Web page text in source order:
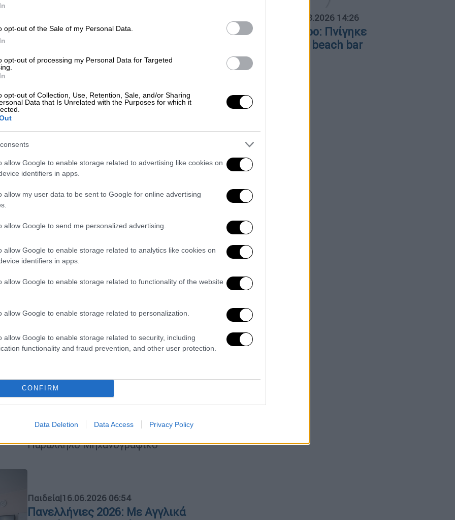
opt-out of the Sale of my Personal Data.
opt-out of processing my Personal Data for Targeted
opt-out of Collection, Use, Retention, Sale, and/or Sharing
Data that Is Unrelated with the Purposes for which it
allow Google to enable storage related to advertising like cookies on
identifiers in apps.
allow my user data to be sent to Google for online advertising
allow Google to send me personalized advertising.
allow Google to enable storage related to analytics like cookies on
identifiers in apps.
allow Google to enable storage related to functionality of the website
allow Google to enable storage related to personalization.
allow Google to enable storage related to security, including
functionality and fraud prevention, and other user protection.
CONFIRM
Data Deletion Data Access Privacy Policy
Πανελλήνιες 2026: Συνεχίζονται οι
Οι εξετάσεις των Ειδικών
έχουν δηλώσει εξέταση σε ένα ή
Πανελλήνιες 2026: Συνεχίζονται οι
Συνεχίζοντα οι εξετάσεις των
Πανελλήνιες 2026: Τι πρέπει να
«κλειδωθείτε» έξω από το
Μηχανογραφικό
2026, οι υποψήφιοι των
Πανελλαδικών αποκτούν τους
προσωπικούς τους κωδικούς. Δείτε
τη διαδικασία, τις προθεσμίες και τις
οδηγίες για το Μηχανογραφικό και το
Παράλληλο Μηχανογραφικό
Παιδεία|16.06.2026 06:54
Πανελλήνιες 2026: Με Αγγλικά
09.08.2026 14:26
Τραγωδία στη Πάρο: Πνίγηκε
4χρονος σε πισίνα beach bar